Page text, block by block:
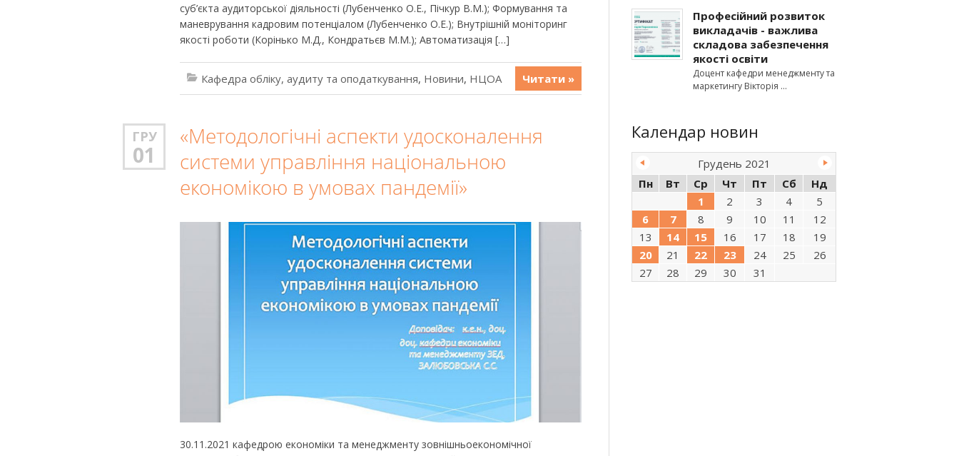
суб’єкта аудиторської діяльності (Лубенченко О.Е., Пічкур В.М.); Формування та
маневрування кадровим потенціалом (Лубенченко О.Е.); Внутрішній моніторинг
якості роботи (Корінько М.Д., Кондратьєв М.М.); Автоматизація […]
Кафедра обліку, аудиту та оподаткування, Новини, НЦОА Читати »
ГРУ
01
«Методологічні аспекти удосконалення
системи управління національною
економікою в умовах пандемії»
30.11.2021 кафедрою економіки та менеджменту зовнішньоекономічної
Професійний розвиток
викладачів - важлива
складова забезпечення
якості освіти
Доцент кафедри менеджменту та
маркетингу Вікторія
Календар новин
Грудень 2021
Пн
Вт Ср Чт Пт Сб
Нд
1
2 3 4
5
6
7 8 9 10 11
12
13
14 15 16 17 18
19
20
21 22 23 24 25
26
27
28 29 30 31